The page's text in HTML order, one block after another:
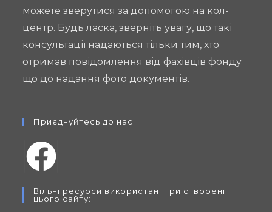
можете зверутися за допомогою на кол-
центр. Будь ласка, зверніть увагу, що такі
консультації надаються тільки тим, хто
отримав повідомлення від фахівців фонду
що до надання фото документів.
Приєднуйтесь до нас
Вільні ресурси використані при створені
цього сайту: